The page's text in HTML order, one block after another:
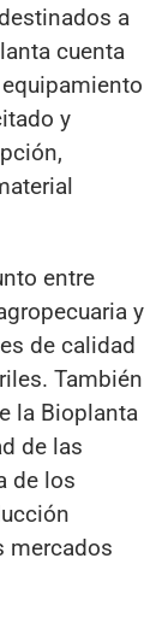
a
cuenta
y
entre
y
de calidad
También
la Bioplanta
de las
de los
mercados